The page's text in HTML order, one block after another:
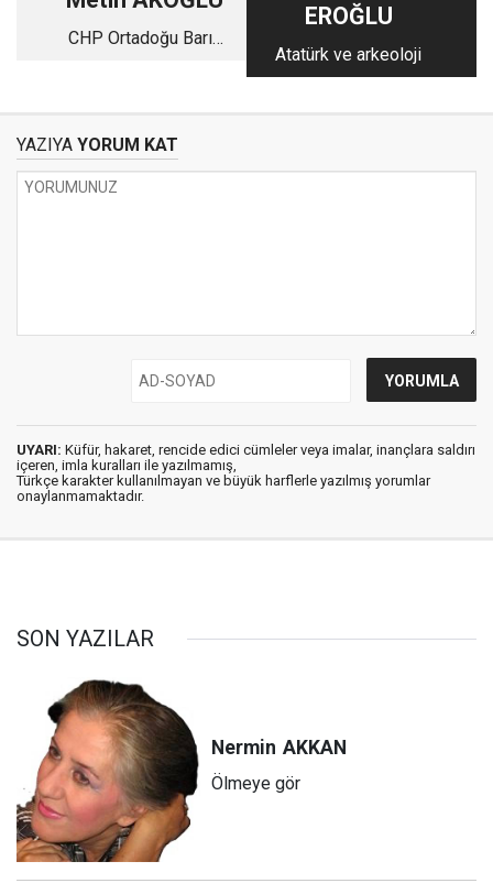
CHP Ortadoğu Barış
EROĞLU
Atatürk ve arkeoloji
YAZIYA YORUM KAT
UYARI: Küfür, hakaret, rencide edici cümleler veya imalar, inançlara saldırı
içeren, imla kuralları ile yazılmamış,
Türkçe karakter kullanılmayan ve büyük harflerle yazılmış yorumlar
onaylanmamaktadır.
SON YAZILAR
Nermin AKKAN
Ölmeye gör